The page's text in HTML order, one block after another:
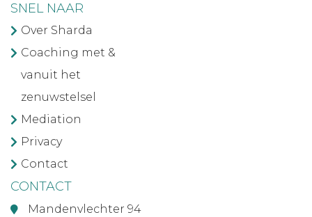
SNEL NAAR
Over Sharda
Coaching met &
vanuit het
zenuwstelsel
Mediation
Privacy
Contact
CONTACT
Mandenvlechter 94